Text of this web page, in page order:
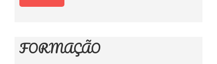
FORMAÇÃO